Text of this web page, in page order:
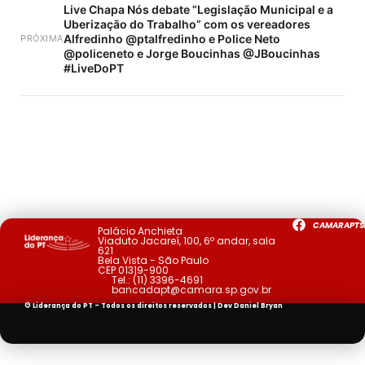
PRÓXIMA
Live Chapa Nós debate ”Legislação Municipal e a
Uberização do Trabalho” com os vereadores
Alfredinho @ptalfredinho e Police Neto
@policeneto e Jorge Boucinhas @JBoucinhas
#LiveDoPT
Palácio Anchieta
Viaduto Jacareí, 100, 6º andar, sala
621
Bela Vista - São Paulo
CEP 01319-900
Tel.: (11) 3396-4691
bancadapt@camara.sp.gov.br
© Liderança do PT - Todos os direitos reservados | DevDaniel Bryan